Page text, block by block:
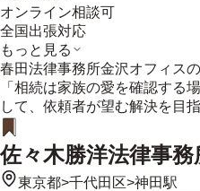
オンライン相談可
全国出張対応
もっと見る
春田法律事務所金沢オフィス
「相続は家族の愛を確認する
して、依頼者が望む解決を目
佐々木勝洋法律事務
東京都>千代田区>神田駅